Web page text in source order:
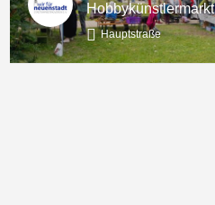
Hobbykünstlermarkt
Hauptstraße